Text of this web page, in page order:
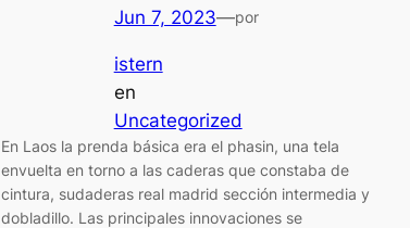
Jun 7, 2023—por
istern
en
Uncategorized
En Laos la prenda básica era el phasin, una tela
envuelta en torno a las caderas que constaba de
cintura, sudaderas real madrid sección intermedia y
dobladillo. Las principales innovaciones se